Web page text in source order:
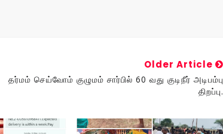
Older Article
தர்மம் செய்வோம் குழுமம் சார்பில் 60 வது குடிநீர் அடிபம்பு
திறப்பு.